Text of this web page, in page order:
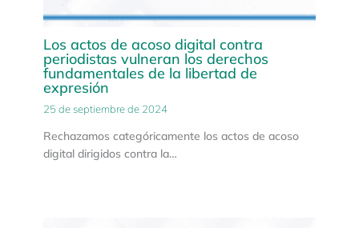
Los actos de acoso digital contra
periodistas vulneran los derechos
fundamentales de la libertad de
expresión
25 de septiembre de 2024
Rechazamos categóricamente los actos de acoso
digital dirigidos contra la…